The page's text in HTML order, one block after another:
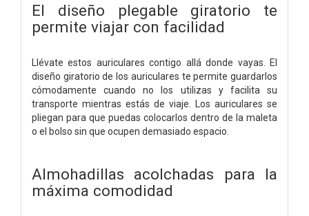
El diseño plegable giratorio te
permite viajar con facilidad
Llévate estos auriculares contigo allá donde vayas. El
diseño giratorio de los auriculares te permite guardarlos
cómodamente cuando no los utilizas y facilita su
transporte mientras estás de viaje. Los auriculares se
pliegan para que puedas colocarlos dentro de la maleta
o el bolso sin que ocupen demasiado espacio.
Almohadillas acolchadas para la
máxima comodidad